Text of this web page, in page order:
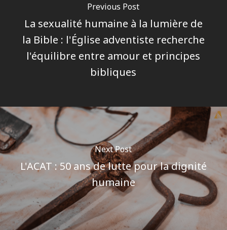
Previous Post
La sexualité humaine à la lumière de
la Bible : l'Église adventiste recherche
l'équilibre entre amour et principes
bibliques
Next Post
L'ACAT : 50 ans de lutte pour la dignité
humaine